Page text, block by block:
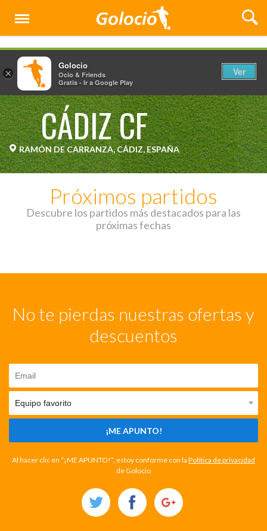
Menú
CÁDIZ CF
RAMÓN DE CARRANZA, CÁDIZ, ESPAÑA
Próximos partidos
Descubre los partidos más destacados para las
próximas fechas
No te pierdas nuestras ofertas y
descuentos
¡ME APUNTO!
Al hacer clic en “¡ME APUNTO!”, estoy conforme con la Política de privacidad
de Golocio
×
Golocio
Ocio & Friends
Gratis - Ir a Google Play
Ver